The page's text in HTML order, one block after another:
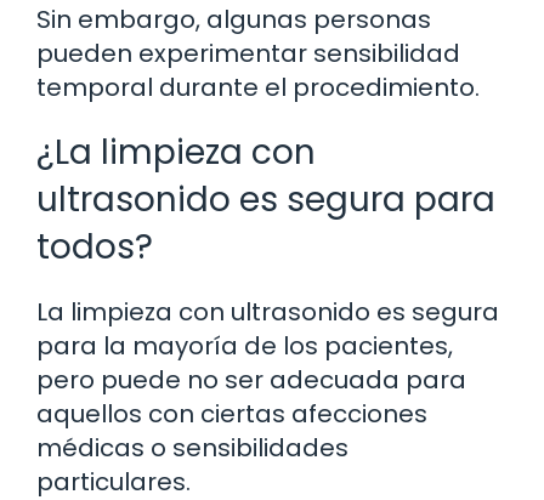
Sin embargo, algunas personas
pueden experimentar sensibilidad
temporal durante el procedimiento.
¿La limpieza con
ultrasonido es segura para
todos?
La limpieza con ultrasonido es segura
para la mayoría de los pacientes,
pero puede no ser adecuada para
aquellos con ciertas afecciones
médicas o sensibilidades
particulares.